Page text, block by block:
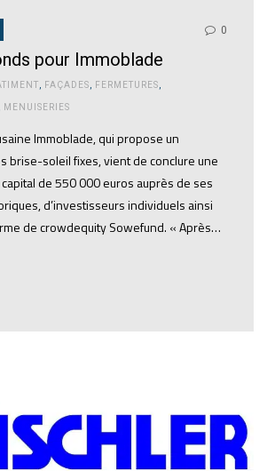
0
pour Immoblade
FAÇADES FERMETURES
MENUISERIES
Immoblade, qui propose un
brise-soleil fixes, vient de conclure une
de 550 000 euros auprès de ses
d’investisseurs individuels ainsi
de crowdequity Sowefund. « Après…